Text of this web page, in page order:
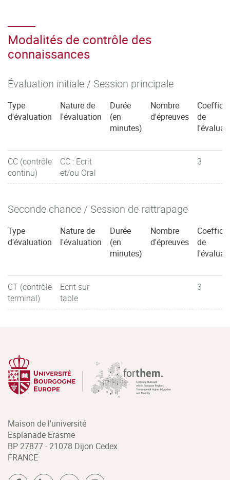
Modalités de contrôle des
connaissances
Évaluation initiale / Session principale
Type
d'évaluation
Nature de
l'évaluation
Durée
(en
minutes)
Nombre
d'épreuves
de
CC (contrôle
continu)
CC : Ecrit
et/ou Oral
3
Seconde chance / Session de rattrapage
Type
d'évaluation
Nature de
l'évaluation
Durée
(en
minutes)
Nombre
d'épreuves
de
CT (contrôle
terminal)
Ecrit sur
table
3
Maison de l'université
Esplanade Erasme
BP 27877 - 21078 Dijon Cedex
FRANCE